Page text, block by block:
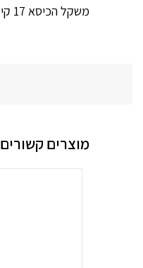
משקל הכיסא 17 קילוגרם
מוצרים קשורים